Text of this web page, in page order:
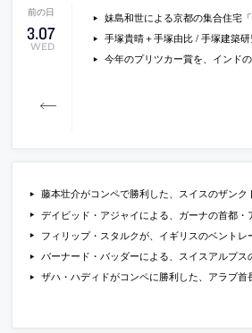
3.07
WED
妹島和世による京都の集合住宅「NISHINOYAMA HOUSE」を、そこの住人でもあった
手塚貴晴＋手塚由比 / 手塚建築研究所による、神奈川
今年のプリツカー賞を、インドの建築家 バルクリシュナ
藤本壮介がコンペで勝利した、スイスのザンクトガレン大学の、ラーニングセ
デイビッド・アジャイによる、ガーナの首都・アクラに建設される、
フィリップ・スタルクが、イギリスのベントレー社のためにデザインした、同社初の
バーナード・バッダーによる、スイスアルプスの村にある、地域の伝統的な木造家屋を
ザハ・ハディドがコンペに勝利した、アラブ首長国連邦の文化